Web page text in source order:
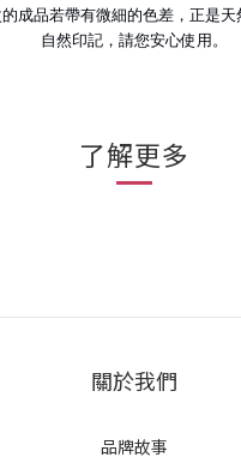
成品若帶有微細的色差，正是
自然印記，請您安心使用。
了解更多
關於我們
品牌故事